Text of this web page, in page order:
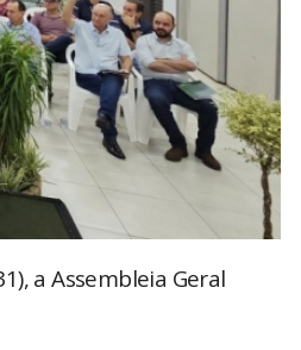
a Assembleia Geral